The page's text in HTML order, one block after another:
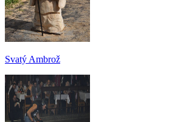
Svatý Ambrož